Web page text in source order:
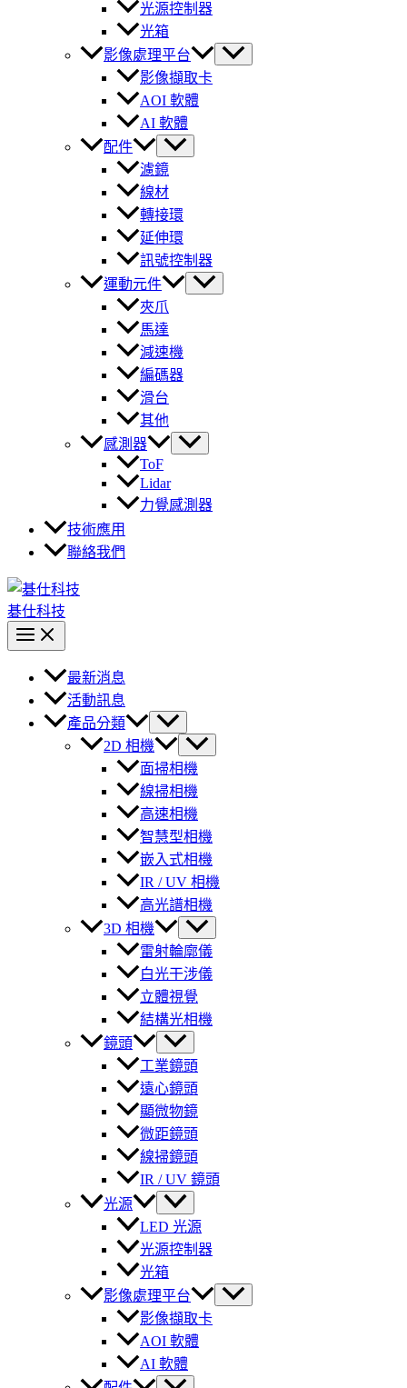
光源控制器
光箱
影像處理平台
影像擷取卡
AOI 軟體
AI 軟體
配件
濾鏡
線材
轉接環
延伸環
訊號控制器
運動元件
夾爪
馬達
減速機
編碼器
滑台
其他
感測器
ToF
Lidar
力覺感測器
技術應用
聯絡我們
碁仕科技
最新消息
活動訊息
產品分類
2D 相機
面掃相機
線掃相機
高速相機
智慧型相機
嵌入式相機
IR / UV 相機
高光譜相機
3D 相機
雷射輪廓儀
白光干涉儀
立體視覺
結構光相機
鏡頭
工業鏡頭
遠心鏡頭
顯微物鏡
微距鏡頭
線掃鏡頭
IR / UV 鏡頭
光源
LED 光源
光源控制器
光箱
影像處理平台
影像擷取卡
AOI 軟體
AI 軟體